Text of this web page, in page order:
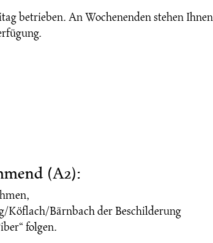
betrieben. An Wochenenden stehen
(A2):
Köflach/Bärnbach der Beschilderung
folgen.